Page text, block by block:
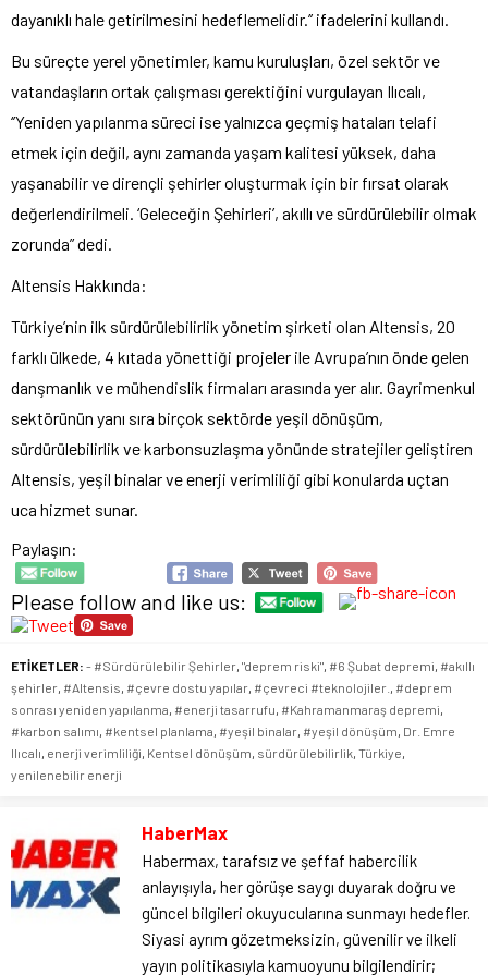
dayanıklı hale getirilmesini hedeflemelidir.’’ ifadelerini kullandı.
Bu süreçte yerel yönetimler, kamu kuruluşları, özel sektör ve
vatandaşların ortak çalışması gerektiğini vurgulayan Ilıcalı,
‘’Yeniden yapılanma süreci ise yalnızca geçmiş hataları telafi
etmek için değil, aynı zamanda yaşam kalitesi yüksek, daha
yaşanabilir ve dirençli şehirler oluşturmak için bir fırsat olarak
değerlendirilmeli. ‘Geleceğin Şehirleri’, akıllı ve sürdürülebilir olmak
zorunda” dedi.
Altensis Hakkında:
Türkiye’nin ilk sürdürülebilirlik yönetim şirketi olan Altensis, 20
farklı ülkede, 4 kıtada yönettiği projeler ile Avrupa’nın önde gelen
danşmanlık ve mühendislik firmaları arasında yer alır. Gayrimenkul
sektörünün yanı sıra birçok sektörde yeşil dönüşüm,
sürdürülebilirlik ve karbonsuzlaşma yönünde stratejiler geliştiren
Altensis, yeşil binalar ve enerji verimliliği gibi konularda uçtan
uca hizmet sunar.
Paylaşın:
Please follow and like us:
ETİKETLER: - #Sürdürülebilir Şehirler, "deprem riski", #6 Şubat depremi, #akıllı
şehirler, #Altensis, #çevre dostu yapılar, #çevreci #teknolojiler. , #deprem
sonrası yeniden yapılanma, #enerji tasarrufu, #Kahramanmaraş depremi,
#karbon salımı, #kentsel planlama, #yeşil binalar, #yeşil dönüşüm, Dr. Emre
Ilıcalı, enerji verimliliği, Kentsel dönüşüm, sürdürülebilirlik, Türkiye,
yenilenebilir enerji
HaberMax
Habermax, tarafsız ve şeffaf habercilik
anlayışıyla, her görüşe saygı duyarak doğru ve
güncel bilgileri okuyucularına sunmayı hedefler.
Siyasi ayrım gözetmeksizin, güvenilir ve ilkeli
yayın politikasıyla kamuoyunu bilgilendirir;